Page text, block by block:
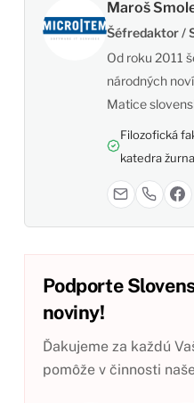
Maroš
Šéfredaktor /
Od roku 2011
národných
Matice
Filozofická
katedra
Podporte
noviny!
Ďakujeme za každú
pomôže v činnosti